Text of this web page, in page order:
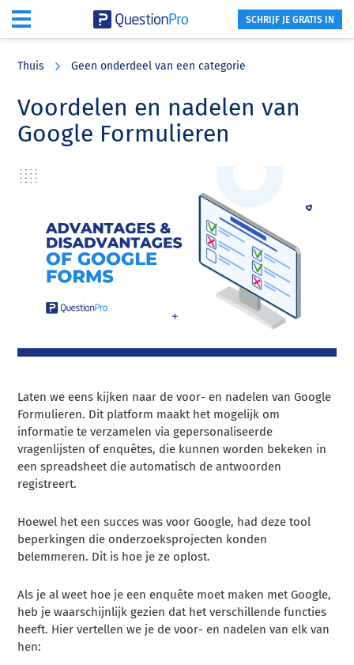
content
sidebar
SCHRIJF JE GRATIS IN
Thuis Geen onderdeel van een categorie
Voordelen en nadelen van
Google Formulieren
Laten we eens kijken naar de voor- en nadelen van Google
Formulieren. Dit platform maakt het mogelijk om
informatie te verzamelen via gepersonaliseerde
vragenlijsten of enquêtes, die kunnen worden bekeken in
een spreadsheet die automatisch de antwoorden
registreert.
Hoewel het een succes was voor Google, had deze tool
beperkingen die onderzoeksprojecten konden
belemmeren. Dit is hoe je ze oplost.
Als je al weet hoe je een enquête moet maken met Google,
heb je waarschijnlijk gezien dat het verschillende functies
heeft. Hier vertellen we je de voor- en nadelen van elk van
hen: